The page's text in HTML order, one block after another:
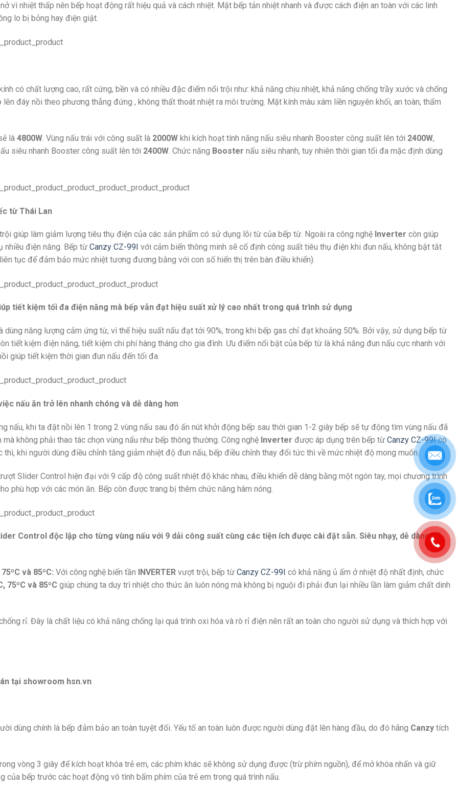
vì nhiệt thấp nên bếp hoạt động rất hiệu quả và cách nhiệt. Mặt bếp tản nhiệt nhanh và được cách điện an toàn với các linh
lo bị bỏng hay điện giật.
có chất lượng cao, rất cứng, bền và có nhiều đặc điểm nổi trội như: khả năng chịu nhiệt, khả năng chống trầy xước và chống
đáy nồi theo phương thẳng đứng , không thất thoát nhiệt ra môi trường. Mặt kính màu xám liền nguyên khối, an toàn, thẩm
là 4800W. Vùng nấu trái với công suất là 2000W khi kích hoạt tính năng nấu siêu nhanh Booster công suất lên tới 2400W,
siêu nhanh Booster công suất lên tới 2400W. Chức năng Booster nấu siêu nhanh, tuy nhiên thời gian tối đa mặc định dùng
từ Thái Lan
giúp làm giảm lượng tiêu thụ điện của các sản phẩm có sử dụng lõi từ của bếp từ. Ngoài ra công nghệ Inverter còn giúp
nhiều điện năng. Bếp từ Canzy CZ-99I với cảm biến thông minh sẽ cố định công suất tiêu thụ điện khi đun nấu, không bật tắt
tục để đảm bảo mức nhiệt tương đương bằng với con số hiển thị trên bàn điều khiển).
tiết kiệm tối đa điện năng mà bếp vẫn đạt hiệu suất xử lý cao nhất trong quá trình sử dụng
năng lượng cảm ứng từ, vì thế hiệu suất nấu đạt tới 90%, trong khi bếp gas chỉ đạt khoảng 50%. Bởi vậy, sử dụng bếp từ
tiết kiệm điện năng, tiết kiệm chi phí hàng tháng cho gia đình. Ưu điểm nổi bật của bếp từ là khả năng đun nấu cực nhanh với
giúp tiết kiệm thời gian đun nấu đến tối đa.
nấu ăn trở lên nhanh chóng và dễ dàng hơn
nấu, khi ta đặt nồi lên 1 trong 2 vùng nấu sau đó ấn nút khởi động bếp sau thời gian 1-2 giây bếp sẽ tự động tìm vùng nấu đã
không phải thao tác chọn vùng nấu như bếp thông thường. Công nghệ Inverter được áp dụng trên bếp từ Canzy CZ-99Icó
khi người dùng điều chỉnh tăng giảm nhiệt độ đun nấu, bếp điều chỉnh thay đổi tức thì về mức nhiệt độ mong muốn.
Slider Control hiện đại với 9 cấp độ công suất nhiệt độ khác nhau, điều khiển dễ dàng bằng một ngón tay, mọi chương trình
phù hợp với các món ăn. Bếp còn được trang bị thêm chức năng hâm nóng.
Control độc lập cho từng vùng nấu với 9 dải công suất cùng các tiện ích được cài đặt sẵn. Siêu nhạy, dễ dàng sử
và 85ºC: Với công nghệ biến tần INVERTER vượt trội, bếp từ Canzy CZ-99I có khả năng ủ ấm ở nhiệt độ nhất định, chức
75ºC và 85ºC giúp chúng ta duy trì nhiệt cho thức ăn luôn nóng mà không bị nguội đi phải đun lại nhiều lần làm giảm chất dinh
rỉ. Đây là chất liệu có khả năng chống lại quá trình oxi hóa và rò rỉ điện nên rất an toàn cho người sử dụng và thích hợp với
tại showroom hsn.vn
dùng chính là bếp đảm bảo an toàn tuyệt đối. Yếu tố an toàn luôn được người dùng đặt lên hàng đầu, do đó hãng Canzy tích
vòng 3 giây để kích hoạt khóa trẻ em, các phím khác sẽ không sử dụng được (trừ phím nguồn), để mở khóa nhấn và giữ
bếp trước các hoạt động vô tình bấm phím của trẻ em trong quá trình nấu.